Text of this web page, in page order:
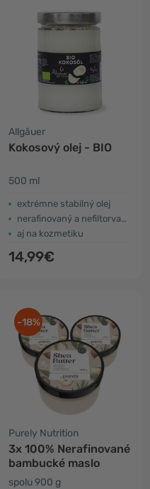
Allgäuer
Kokosový olej - BIO
500 ml
extrémne stabilný olej
nerafinovaný a nefiltorvaný
aj na kozmetiku
14,99€
-18%
Purely Nutrition
3x 100% Nerafinované
bambucké maslo
spolu 900 g